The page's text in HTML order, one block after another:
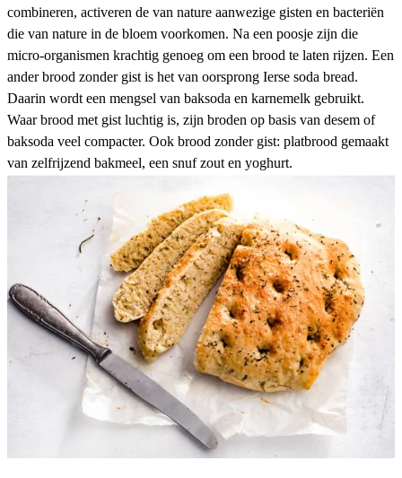
combineren, activeren de van nature aanwezige gisten en bacteriën
die van nature in de bloem voorkomen. Na een poosje zijn die
micro-organismen krachtig genoeg om een brood te laten rijzen. Een
ander brood zonder gist is het van oorsprong Ierse soda bread.
Daarin wordt een mengsel van baksoda en karnemelk gebruikt.
Waar brood met gist luchtig is, zijn broden op basis van desem of
baksoda veel compacter. Ook brood zonder gist: platbrood gemaakt
van zelfrijzend bakmeel, een snuf zout en yoghurt.